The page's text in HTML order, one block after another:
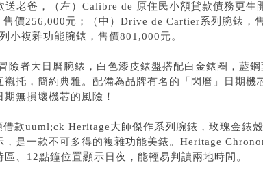
老爸，（左）Calibre de 原住民小額貸款債務更生
價256,000元；（中）Drive de Cartier系列腕錶，
小複雜功能腕錶，售價801,000元。
險者大日曆腕錶，白色漆皮錶盤搭配白金錶圈，藍鋼
襯托，簡約典雅。配備為品牌有名的「閃曆」日期機
無損壞機芯的風險！
借款uuml;ck Heritage大師傑作系列腕錶，玫瑰金錶殼
，是一款不可多得的複雜功能美錶。Heritage
、12點鐘位置顯示日夜，能輕易判讀兩地時間。